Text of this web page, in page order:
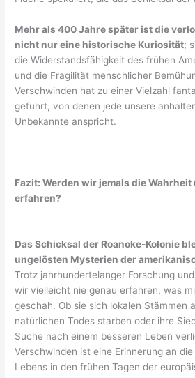
Mehr als 400 Jahre später ist die
nicht nur eine historische Kuriosität;
die Widerstandsfähigkeit des frühen
und die Fragilität menschlicher
Verschwinden hat zu einer Vielzahl
geführt, von denen jede unsere
Unbekannte anspricht.
Fazit: Werden wir jemals die Wahrheit
erfahren?
Das Schicksal der Roanoke-Kolonie
ungelösten Mysterien der
Trotz jahrhundertelanger Forschung
wir vielleicht nie genau erfahren, was
geschah. Ob sie sich lokalen Stämmen
natürlichen Todes starben oder ihre
Suche nach einem besseren Leben
Verschwinden ist eine Erinnerung an
Lebens in den frühen Tagen der